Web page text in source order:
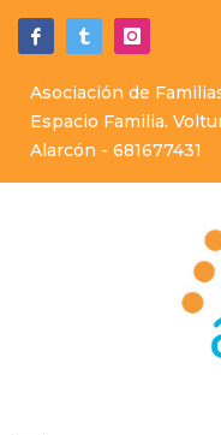
Asociación de
Espacio Familia.
Alarcón - 681677431